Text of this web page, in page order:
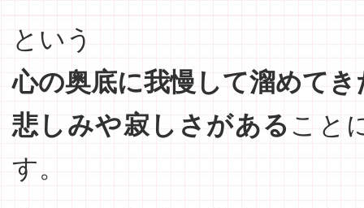
という
心の奥底に我慢して溜めてき
悲しみや寂しさがある こと
す。